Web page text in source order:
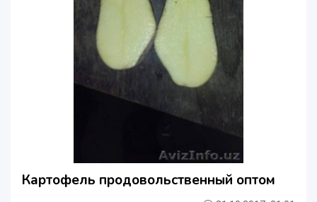
Картофель продовольственный оптом